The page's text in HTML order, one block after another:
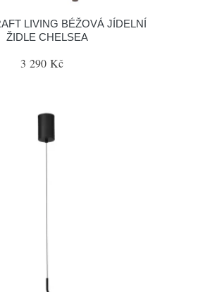
LIVING BÉŽOVÁ JÍDELNÍ
ŽIDLE CHELSEA
3 290 Kč